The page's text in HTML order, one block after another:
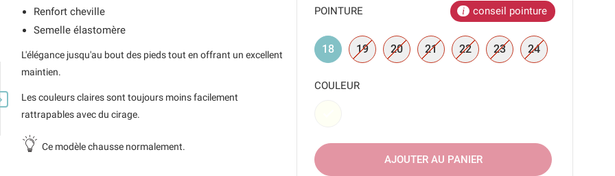
Renfort cheville
Semelle élastomère
L'élégance jusqu'au bout des pieds tout en offrant un excellent
maintien.
Les couleurs claires sont toujours moins facilement
rattrapables avec du cirage.
Ce modèle chausse normalement.
POINTURE conseil pointure
18 19 20 21 22 23 24
COULEUR
AJOUTER AU PANIER